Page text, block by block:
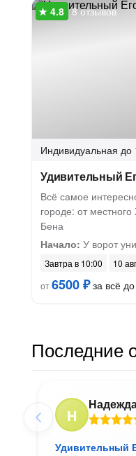
8 отзывов
Индивидуальная до
Удивительный
Всё самое
городе: от
Бена
Начало: У ворот
Завтра в 10:00
10
от6500 ₽за всё
Последние
Н
Удивительный